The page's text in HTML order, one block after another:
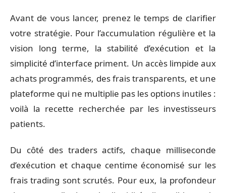
Avant de vous lancer, prenez le temps de clarifier
votre stratégie. Pour l’accumulation régulière et la
vision long terme, la stabilité d’exécution et la
simplicité d’interface priment. Un accès limpide aux
achats programmés, des frais transparents, et une
plateforme qui ne multiplie pas les options inutiles :
voilà la recette recherchée par les investisseurs
patients.
Du côté des traders actifs, chaque milliseconde
d’exécution et chaque centime économisé sur les
frais trading sont scrutés. Pour eux, la profondeur